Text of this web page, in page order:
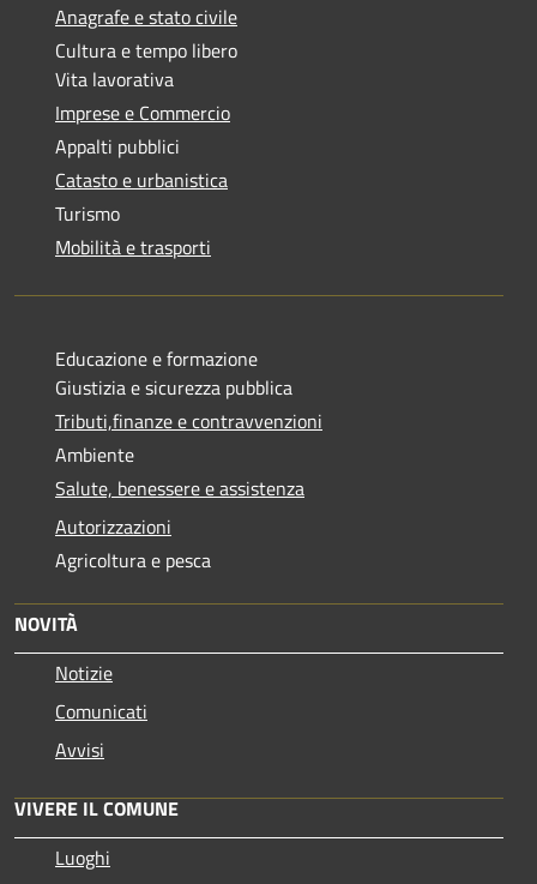
Anagrafe e stato civile
Cultura e tempo libero
Vita lavorativa
Imprese e Commercio
Appalti pubblici
Catasto e urbanistica
Turismo
Mobilità e trasporti
Educazione e formazione
Giustizia e sicurezza pubblica
Tributi,finanze e contravvenzioni
Ambiente
Salute, benessere e assistenza
Autorizzazioni
Agricoltura e pesca
NOVITÀ
Notizie
Comunicati
Avvisi
VIVERE IL COMUNE
Luoghi